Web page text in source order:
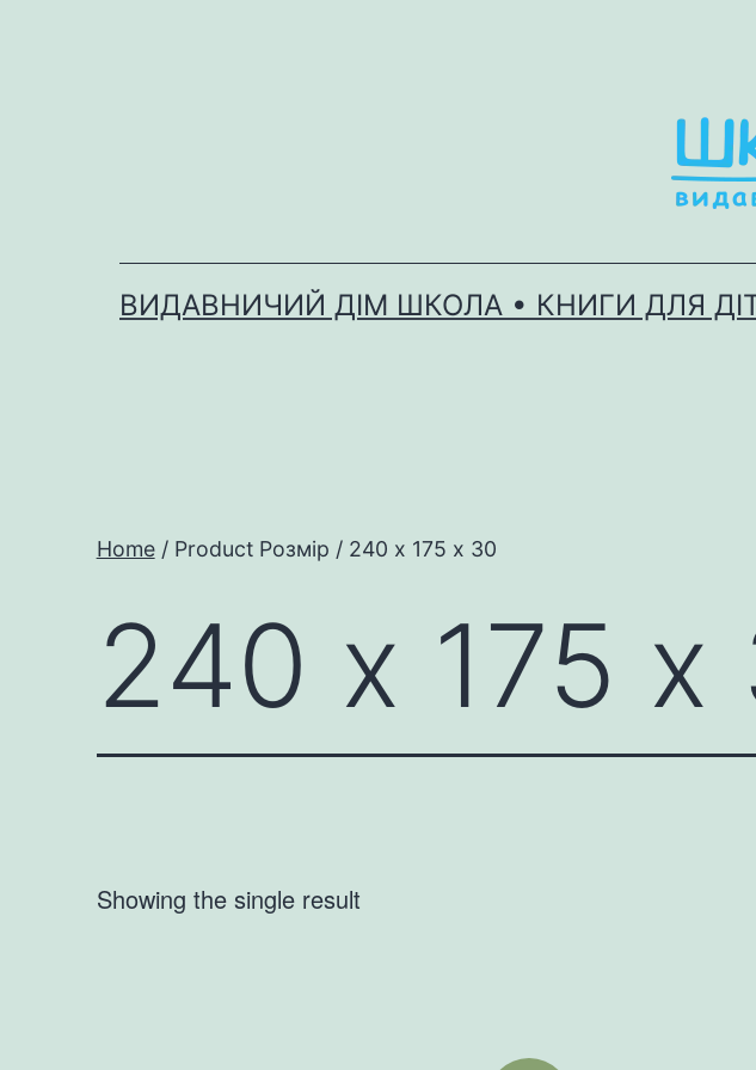
ВИДАВНИЧИЙ ДІМ ШКОЛА • КНИГИ ДЛЯ
Home/ Product Розмір / 240 х 175 х 30
240 х 175 х
Showing the single result